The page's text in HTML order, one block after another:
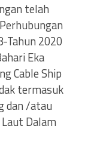
telah
Tahun 2020
Eka
Cable Ship
termasuk
dan /atau
Dalam